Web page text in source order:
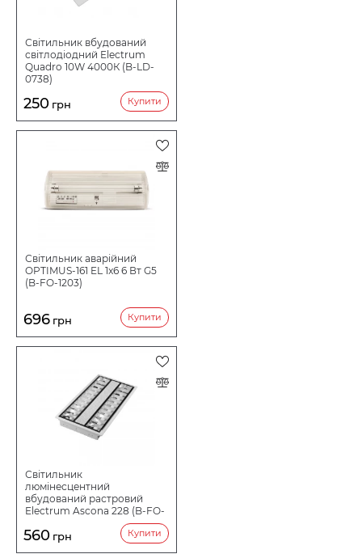
Світильник вбудований
світлодіодний Electrum
Quadro 10W 4000К (B-LD-
0738)
250 грн Купити
Світильник аварійний
OPTIMUS-161 EL 1x6 6 Вт G5
(B-FO-1203)
696 грн Купити
Світильник
люмінесцентний
вбудований растровий
Electrum Ascona 228 (B-FO-
560 грн Купити